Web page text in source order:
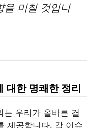
을 미칠 것입니
대한 명쾌한 정리
는 우리가 올바른 결
제공합니다. 각 이슈